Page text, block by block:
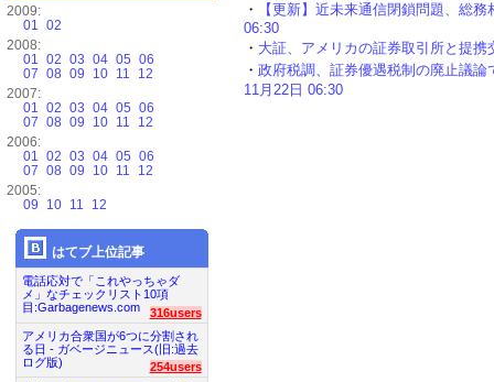
・
【更新】近未来通信閉鎖問題、総
06:30
・ 大証、アメリカの証券取引所と提
・ 政府税調、証券優遇税制の廃止議
11月22日 06:30
2009:
01 02
2008:
01 02 03 04 05 06
07 08 09 10 11
12
2007:
01 02 03 04 05 06
07 08 09 10 11
12
2006:
01 02 03 04 05 06
07 08 09 10 11
12
2005:
09
10 11 12
はてブ上位記事
電話応対で「これやっちゃダ
メ」なチェックリスト10項
目:Garbagenews.com
316users
アメリカ合衆国が6つに分割され
る日 - ガベージニュース(旧:過去
ログ版)
254users